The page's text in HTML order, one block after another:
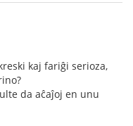
kaj fariĝi serioza,
da aĉaĵoj en unu